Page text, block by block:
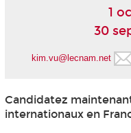
1
30
kim.vu@lecnam.net
Candidatez
internationaux en